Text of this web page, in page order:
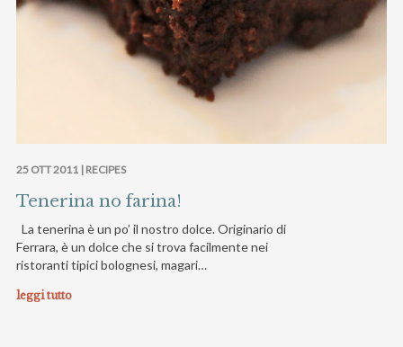
25 OTT 2011 | RECIPES
Tenerina no farina!
La tenerina è un po’ il nostro dolce. Originario di
Ferrara, è un dolce che si trova facilmente nei
ristoranti tipici bolognesi, magari…
leggi tutto